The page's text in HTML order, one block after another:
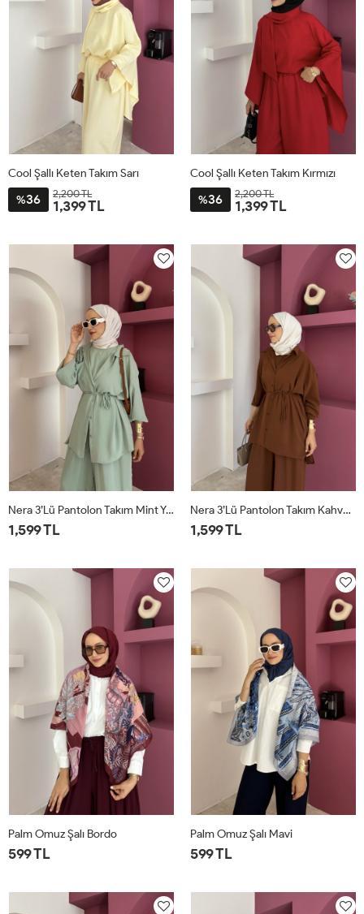
Cool Şallı Keten Takım Sarı
%36 2,200 TL
1,399 TL
Cool Şallı Keten Takım Kırmızı
%36 2,200 TL
1,399 TL
Nera 3’lü Pantolon Takım Mint Yeşili
1,599 TL
Nera 3’lü Pantolon Takım Kahverengi
1,599 TL
Palm Omuz Şalı Bordo
599 TL
Palm Omuz Şalı Mavi
599 TL